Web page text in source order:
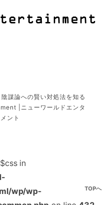
TOPへ
謀論への賢い対処法を知る
|ニューワールドエンタ
ント
in
wp/wp-